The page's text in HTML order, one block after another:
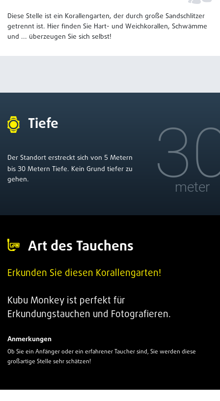
Diese Stelle ist ein Korallengarten, der durch große Sandschlitzer
getrennt ist. Hier finden Sie Hart- und Weichkorallen, Schwämme
und ... überzeugen Sie sich selbst!
Tiefe
Der Standort erstreckt sich von 5 Metern
bis 30 Metern Tiefe. Kein Grund tiefer zu
gehen.
meter
Art des Tauchens
Erkunden Sie diesen Korallengarten!
Kubu Monkey ist perfekt für
Erkundungstauchen und Fotografieren.
Anmerkungen
Ob Sie ein Anfänger oder ein erfahrener Taucher sind, Sie werden diese
großartige Stelle sehr schätzen!